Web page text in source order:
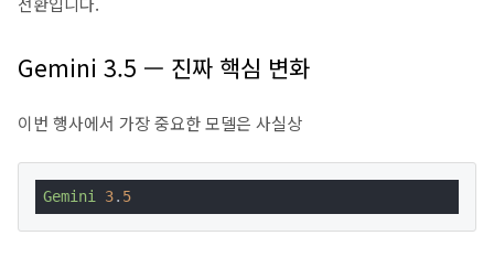
Gemini 3.5 — 진짜 핵심 변화
이번 행사에서 가장 중요한 모델은 사실상
Gemini 3. 5